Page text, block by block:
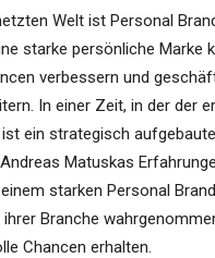
Welt ist Personal
starke persönliche Marke
verbessern und
In einer Zeit, in der der
ein strategisch
Matuskas
starken Personal
Branche
Chancen erhalten.